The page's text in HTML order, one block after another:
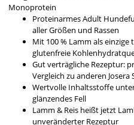
Monoprotein
Proteinarmes Adult
aller Größen und Rassen
Mit 100 % Lamm als
glutenfreie
Gut verträgliche Rezeptur:
Vergleich zu anderen Josera
Wertvolle Inhaltsstoffe
glänzendes Fell
Lamm & Reis heißt jetzt
unveränderter Rezeptur